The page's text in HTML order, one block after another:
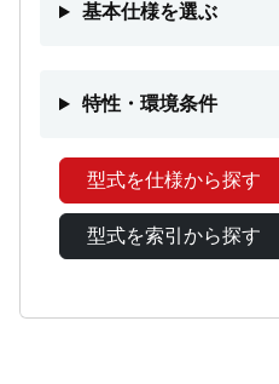
基本仕様を選ぶ
特性・環境条件
型式を仕様から探す
型式を索引から探す